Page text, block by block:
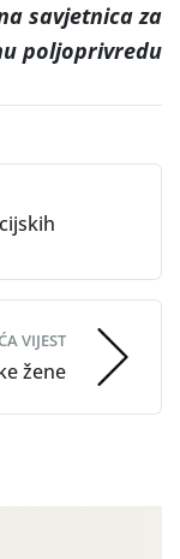
savjetnica za
poljoprivredu
VIJEST
žene